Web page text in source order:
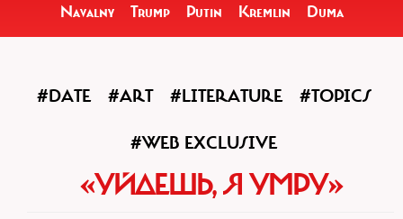
Navalny
Trump Putin Kremlin Duma
#DATE #ART #LITERATURE #TOPICS
#WEB EXCLUSIVE
«УЙДЕШЬ, Я УМРУ»